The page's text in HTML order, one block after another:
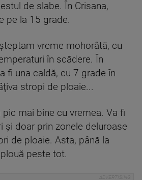
de slabe. În Crisana,
pe la 15 grade.
vreme mohorâtă, cu
în scădere. În
fi una caldă, cu 7 grade în
stropi de ploaie...
pic mai bine cu vremea. Va fi
şi doar prin zonele deluroase
de ploaie. Asta, până la
peste tot.